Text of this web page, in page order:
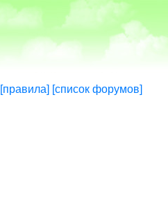
[правила] [список форумов]